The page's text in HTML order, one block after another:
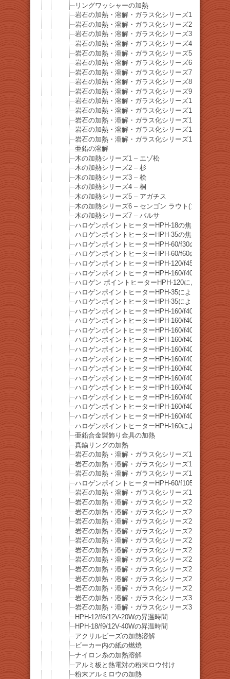
リングワッシャーの加熱
岩石の加熱・溶解・ガラス化シリーズ1 舞子海岸
岩石の加熱・溶解・ガラス化シリーズ2 舞子海岸
岩石の加熱・溶解・ガラス化シリーズ3 – 砂岩
岩石の加熱・溶解・ガラス化シリーズ4 – 砂岩泥岩
岩石の加熱・溶解・ガラス化シリーズ5 礫岩
岩石の加熱・溶解・ガラス化シリーズ6 御影石
岩石の加熱・溶解・ガラス化シリーズ7 玄武岩
岩石の加熱・溶解・ガラス化シリーズ8 石灰岩
岩石の加熱・溶解・ガラス化シリーズ9 花崗岩
岩石の加熱・溶解・ガラス化シリーズ10 結晶片岩
岩石の加熱・溶解・ガラス化シリーズ11 チャート
岩石の加熱・溶解・ガラス化シリーズ12 溶岩石
岩石の加熱・溶解・ガラス化シリーズ13 赤煉瓦
岩石の加熱・溶解・ガラス化シリーズ14 セメント
亜鉛の溶解
木の加熱シリーズ1 – エゾ松
木の加熱シリーズ2 – 杉
木の加熱シリーズ3 – 桧
木の加熱シリーズ4 – 桐
木の加熱シリーズ5 – アガチス
木の加熱シリーズ6 – センゴン ラウト(アルビチア
木の加熱シリーズ7 – バルサ
ハロゲンポイントヒーターHPH-18の焦点距離と焦
ハロゲンポイントヒーターHPH-35の焦点距離と焦
ハロゲンポイントヒーターHPH-60/f30の焦点距離
ハロゲンポイントヒーターHPH-60/f60の焦点距離
ハロゲンポイントヒーターHPH-120/f45の焦点距離
ハロゲンポイントヒーターHPH-160/f40の焦点距離
ハロゲン ポイントヒーターHPH-120によるPIDオ
ハロゲンポイントヒーターHPH-35による糸ハンダ
ハロゲンポイントヒーターHPH-35によるアルミ線
ハロゲンポイントヒーターHPH-160/f40によるアル
ハロゲンポイントヒーターHPH-160/f40による鉄製
ハロゲンポイントヒーターHPH-160/f40による鉄製
ハロゲンポイントヒーターHPH-160/f40による黒ガ
ハロゲンポイントヒーターHPH-160/f40によるポリ
ハロゲンポイントヒーターHPH-160/f40による緑色
ハロゲンポイントヒーターHPH-160/f40による茶色
ハロゲンポイントヒーターHPH-160/f40によるシル
ハロゲンポイントヒーターHPH-160/f40による真鍮
ハロゲンポイントヒーターHPH-160/f40による銅釘
ハロゲンポイントヒーターHPH-160/f40による鉄釘
ハロゲンポイントヒーターHPH-160/f40によるステ
ハロゲンポイントヒーターHPH-160による銅線の
亜鉛合金製飾り金具の加熱
真鍮リングの加熱
岩石の加熱・溶解・ガラス化シリーズ16 ブルナ
岩石の加熱・溶解・ガラス化シリーズ17 ソーダ石
岩石の加熱・溶解・ガラス化シリーズ18 ラピスラ
ハロゲンポイントヒーターHPH-60/f105の焦点距離
岩石の加熱・溶解・ガラス化シリーズ19 リチア雲
岩石の加熱・溶解・ガラス化シリーズ20 珪孔雀石
岩石の加熱・溶解・ガラス化シリーズ21 水晶
岩石の加熱・溶解・ガラス化シリーズ22 珊瑚石
岩石の加熱・溶解・ガラス化シリーズ23 砂石
岩石の加熱・溶解・ガラス化シリーズ24 橄欖石
岩石の加熱・溶解・ガラス化シリーズ25 橄欖石
岩石の加熱・溶解・ガラス化シリーズ26 黄銅鉱
岩石の加熱・溶解・ガラス化シリーズ27 蛍石
岩石の加熱・溶解・ガラス化シリーズ28 雪片黒
岩石の加熱・溶解・ガラス化シリーズ29 ブルー
岩石の加熱・溶解・ガラス化シリーズ30 紫水晶
岩石の加熱・溶解・ガラス化シリーズ31 虎目石
HPH-12/f6/12V-20Wの昇温時間
HPH-18/f9/12V-40Wの昇温時間
アクリルビーズの加熱溶解
ビーカー内の紙の燃焼
ナイロン糸の加熱溶解
アルミ板と熱電対の粉末ロウ付け
粉末アルミロウの加熱